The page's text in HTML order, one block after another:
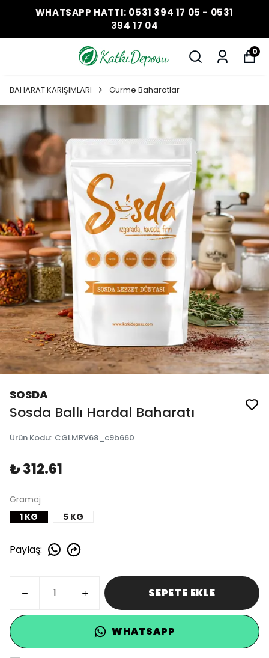
WHATSAPP HATTI: 0531 394 17 05 - 0531
394 17 04
0
BAHARAT KARIŞIMLARI Gurme Baharatlar
SOSDA
Sosda Ballı Hardal Baharatı
Ürün Kodu: CGLMRV68_c9b660
₺ 312.61
Gramaj
1 KG
5 KG
Paylaş:
SEPETE EKLE
WHATSAPP